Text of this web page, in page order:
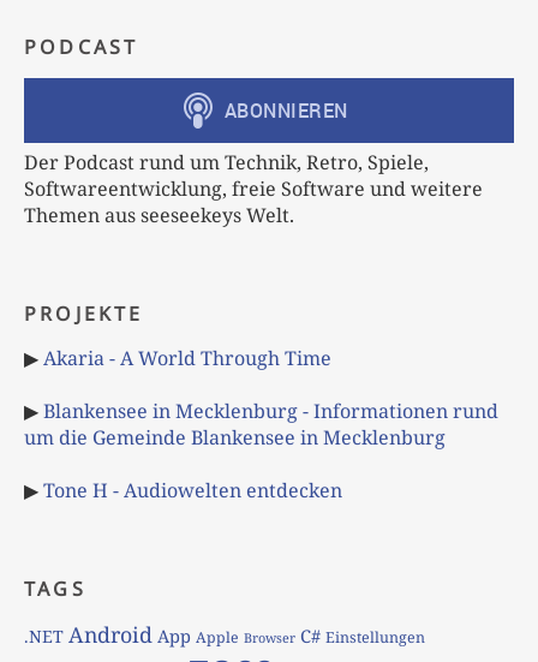
PODCAST
Der Podcast rund um Technik, Retro, Spiele,
Softwareentwicklung, freie Software und weitere
Themen aus seeseekeys Welt.
PROJEKTE
▶Akaria - A World Through Time
▶Blankensee in Mecklenburg - Informationen rund
um die Gemeinde Blankensee in Mecklenburg
▶Tone H - Audiowelten entdecken
TAGS
.NET Android App Apple Browser C# Einstellungen